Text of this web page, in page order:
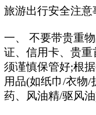
旅游出行安全注意
一、 不要带贵重
证、信用卡、贵
须谨慎保管好;根
用品(如纸巾/衣物/
药、风油精/驱风